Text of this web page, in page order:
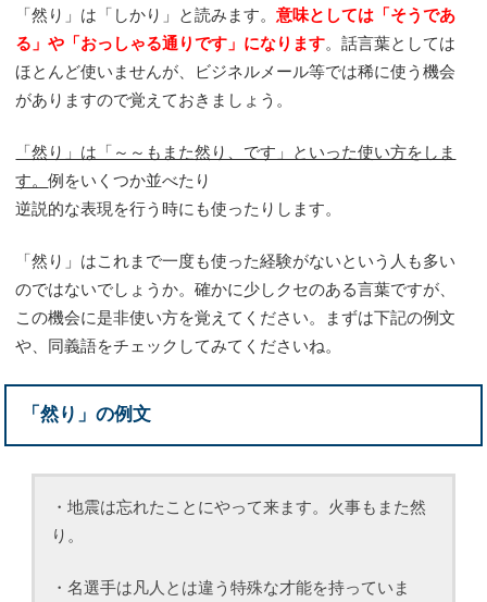
「然り」は「しかり」と読みます。意味としては「そうであ
る」や「おっしゃる通りです」になります。話言葉としては
ほとんど使いませんが、ビジネルメール等では稀に使う機会
がありますので覚えておきましょう。
「然り」は「～～もまた然り、です」といった使い方をしま
す。例をいくつか並べたり
逆説的な表現を行う時にも使ったりします。
「然り」はこれまで一度も使った経験がないという人も多い
のではないでしょうか。確かに少しクセのある言葉ですが、
この機会に是非使い方を覚えてください。まずは下記の例文
や、同義語をチェックしてみてくださいね。
「然り」の例文
・地震は忘れたことにやって来ます。火事もまた然
り。
・名選手は凡人とは違う特殊な才能を持っていま